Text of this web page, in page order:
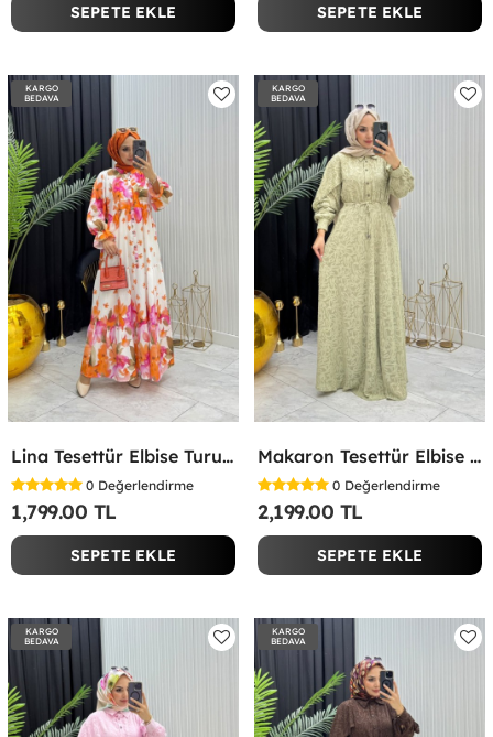
SEPETE EKLE SEPETE EKLE
KARGO
BEDAVA
Lina Tesettür Elbise Turuncu Turuncu
0 Değerlendirme
1,799.00 TL
SEPETE EKLE
KARGO
BEDAVA
Makaron Tesettür Elbise Yeşil Yeşil
0 Değerlendirme
2,199.00 TL
SEPETE EKLE
KARGO
BEDAVA
KARGO
BEDAVA